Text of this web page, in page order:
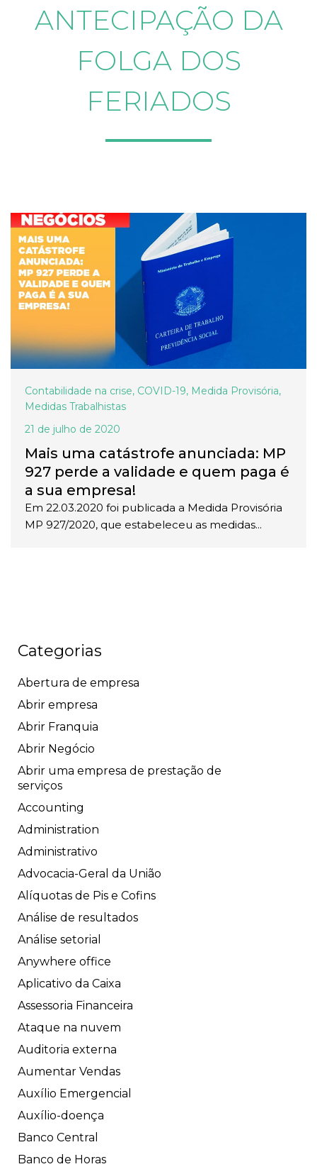
ANTECIPAÇÃO DA
FOLGA DOS
FERIADOS
Contabilidade na crise, COVID-19, Medida Provisória,
Medidas Trabalhistas
21 de julho de 2020
Mais uma catástrofe anunciada: MP
927 perde a validade e quem paga é
a sua empresa!
Em 22.03.2020 foi publicada a Medida Provisória
MP 927/2020, que estabeleceu as medidas...
Categorias
Abertura de empresa
Abrir empresa
Abrir Franquia
Abrir Negócio
Abrir uma empresa de prestação de
serviços
Accounting
Administration
Administrativo
Advocacia-Geral da União
Alíquotas de Pis e Cofins
Análise de resultados
Análise setorial
Anywhere office
Aplicativo da Caixa
Assessoria Financeira
Ataque na nuvem
Auditoria externa
Aumentar Vendas
Auxílio Emergencial
Auxílio-doença
Banco Central
Banco de Horas